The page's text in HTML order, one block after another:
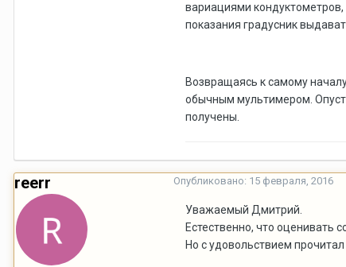
вариациями кондуктометров,
показания градусник
Возвращаясь к самому
обычным мультимером.
получены.
reerr Опубликовано: 15 февраля, 2016
Уважаемый Дмитрий.
Естественно, что оценивать
Но с удовольствием